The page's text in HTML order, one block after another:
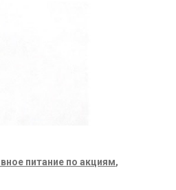
питание по акциям,